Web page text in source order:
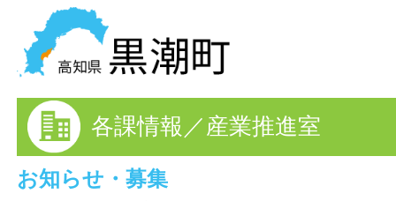
HOME
まちの情報
黒潮町の情報を探す
各課情報／産業推進室
お知らせ・募集